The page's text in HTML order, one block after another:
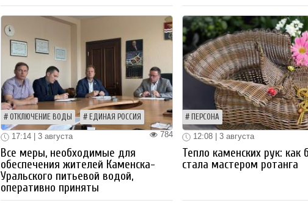
ОТКЛЮЧЕНИЕ ВОДЫ ЕДИНАЯ РОССИЯ
784
17:14 | 3 августа
Все меры, необходимые для
обеспечения жителей Каменска-
Уральского питьевой водой,
оперативно приняты
ПЕРСОНА
12:08 | 3 августа
Тепло каменских рук: как
стала мастером ротанга